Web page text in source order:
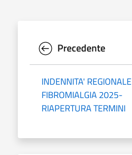
Precedente
INDENNITA' REGIONALE
FIBROMIALGIA 2025-
RIAPERTURA TERMINI